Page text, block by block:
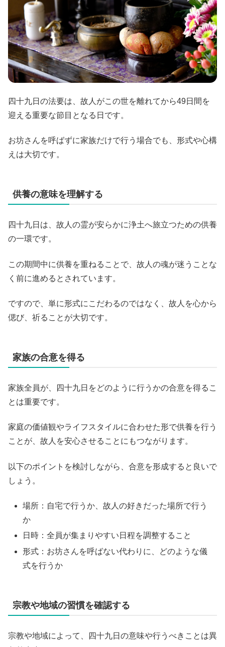
四十九日の法要は、故人がこの世を離れてから49日間を
迎える重要な節目となる日です。
お坊さんを呼ばずに家族だけで行う場合でも、形式や心構
えは大切です。
供養の意味を理解する
四十九日は、故人の霊が安らかに浄土へ旅立つための供養
の一環です。
この期間中に供養を重ねることで、故人の魂が迷うことな
く前に進めるとされています。
ですので、単に形式にこだわるのではなく、故人を心から
偲び、祈ることが大切です。
家族の合意を得る
家族全員が、四十九日をどのように行うかの合意を得るこ
とは重要です。
家庭の価値観やライフスタイルに合わせた形で供養を行う
ことが、故人を安心させることにもつながります。
以下のポイントを検討しながら、合意を形成すると良いで
しょう。
場所：自宅で行うか、故人の好きだった場所で行う
か
日時：全員が集まりやすい日程を調整すること
形式：お坊さんを呼ばない代わりに、どのような儀
式を行うか
宗教や地域の習慣を確認する
宗教や地域によって、四十九日の意味や行うべきことは異